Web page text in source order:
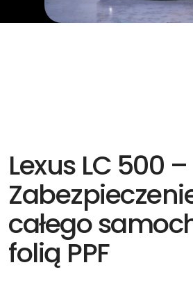
Lexus LC 500 –
całego
folią PPF